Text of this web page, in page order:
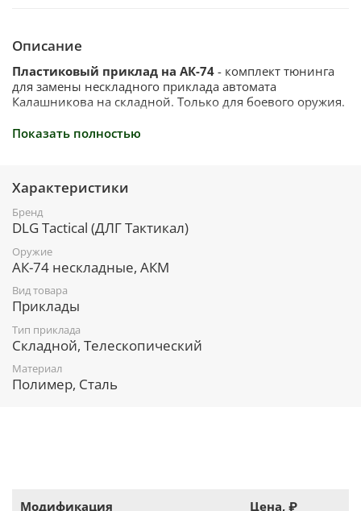
Описание
Пластиковый приклад на АК-74 - комплект тюнинга
для замены нескладного приклада автомата
Калашникова на складной. Только для боевого оружия.
Отличия:
Складная труба с переходником:
имеет складной узел. Он приводится в
вверх по оси и последующего сдвига
влево;
металлическая проставка в планке
регулировки гарантирует длительный
надежность;
Показать полностью
Характеристики
Бренд
DLG Tactical (ДЛГ Тактикал)
Оружие
АК-74 нескладные, АКМ
Вид товара
Приклады
Тип приклада
Складной, Телескопический
Материал
Полимер, Сталь
Модификация Цена, ₽